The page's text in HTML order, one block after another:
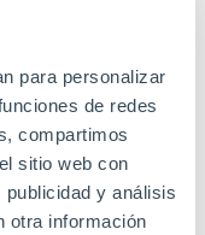
para personalizar
de redes
compartimos
sitio web con
y análisis
otra información